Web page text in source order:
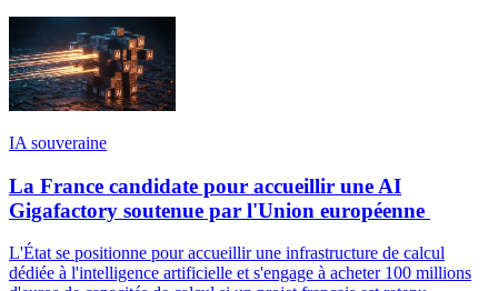
IA souveraine
La France candidate pour accueillir une AI
Gigafactory soutenue par l'Union européenne
L'État se positionne pour accueillir une infrastructure de calcul
dédiée à l'intelligence artificielle et s'engage à acheter 100 millions